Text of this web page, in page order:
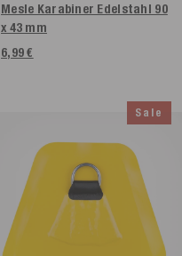
Mesle Karabiner Edelstahl 90
x 43 mm
6,99 €
Sale